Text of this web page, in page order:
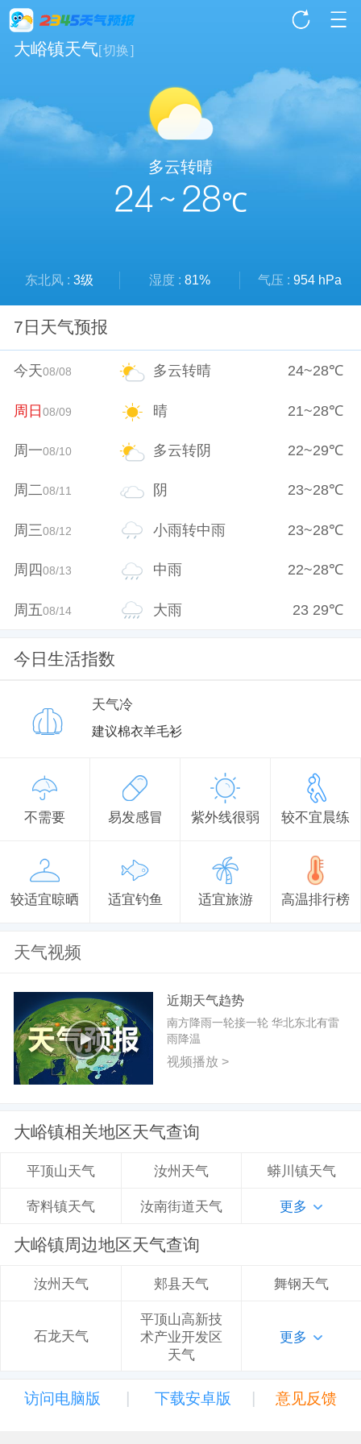
大峪镇天气[切换]
多云转晴
24 ~ 28℃
东北风 :3级 湿度 : 81% 气压 : 954 hPa
7日天气预报
今天08/08 多云转晴 24~28℃
周日08/09 晴 21~28℃
周一08/10 多云转阴 22~29℃
周二08/11 阴 23~28℃
周三08/12 小雨转中雨 23~28℃
周四08/13 中雨 22~28℃
周五08/14 大雨 23 29℃
今日生活指数
天气冷
建议棉衣羊毛衫
不需要 易发感冒 紫外线很弱 较不宜晨练
较适宜晾晒 适宜钓鱼 适宜旅游 高温排行榜
天气视频
近期天气趋势
南方降雨一轮接一轮 华北东北有雷
雨降温
视频播放 >
大峪镇相关地区天气查询
平顶山天气 汝州天气 蟒川镇天气
寄料镇天气 汝南街道天气 更多
大峪镇周边地区天气查询
汝州天气 郏县天气 舞钢天气
石龙天气
平顶山高新技
术产业开发区
天气
更多
访问电脑版 | 下载安卓版 | 意见反馈